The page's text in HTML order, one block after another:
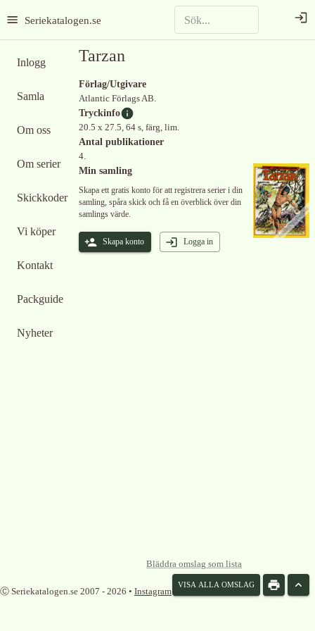
Seriekatalogen.se
Inlogg
Samla
Om oss
Om serier
Skickkoder
Vi köper
Kontakt
Packguide
Nyheter
Tarzan
Förlag/Utgivare
Atlantic Förlags AB.
Tryckinfo
20.5 x 27.5, 64 s, färg, lim.
Antal publikationer
4.
Min samling
Skapa ett gratis konto för att registrera serier i din
samling, spåra skick och få en överblick över din
samlings värde.
Skapa konto Logga in
VISA ALLA OMSLAG
Bläddra omslag som lista
Ⓒ Seriekatalogen.se 2007 - 2026 • Instagram